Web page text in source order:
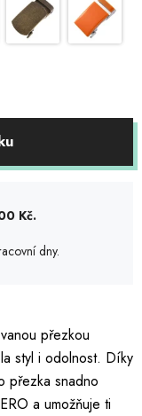
Kč.
dny.
přezkou
styl i odolnost. Díky
přezka snadno
a umožňuje ti